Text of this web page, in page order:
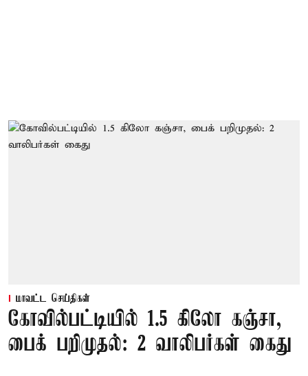
மாவட்ட செய்திகள்
கோவில்பட்டியில் 1.5 கிலோ கஞ்சா,
பைக் பறிமுதல்: 2 வாலிபர்கள் கைது